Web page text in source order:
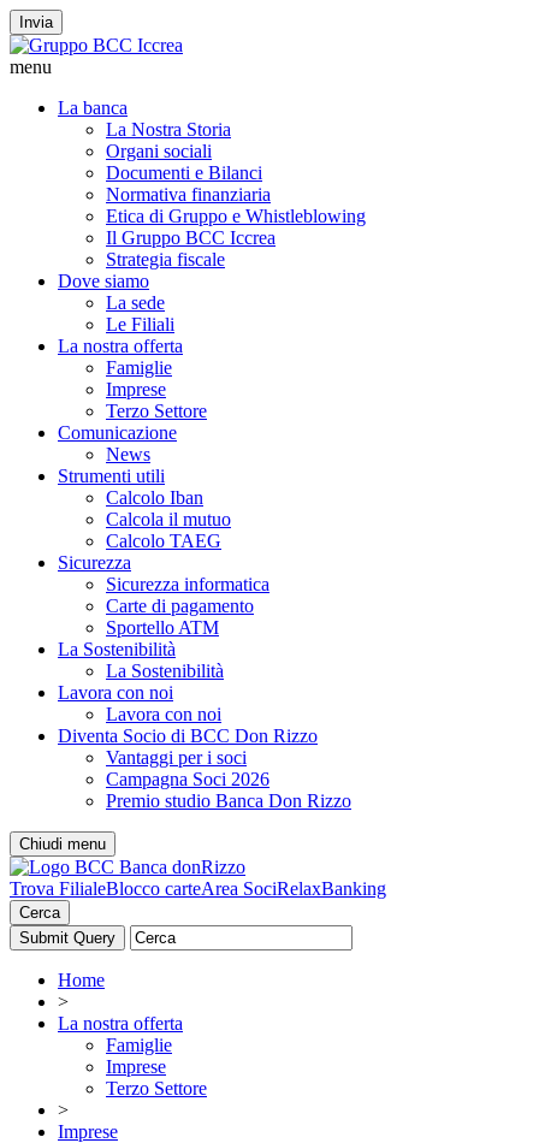
Invia
menu
La banca
La Nostra Storia
Organi sociali
Documenti e Bilanci
Normativa finanziaria
Etica di Gruppo e Whistleblowing
Il Gruppo BCC Iccrea
Strategia fiscale
Dove siamo
La sede
Le Filiali
La nostra offerta
Famiglie
Imprese
Terzo Settore
Comunicazione
News
Strumenti utili
Calcolo Iban
Calcola il mutuo
Calcolo TAEG
Sicurezza
Sicurezza informatica
Carte di pagamento
Sportello ATM
La Sostenibilità
La Sostenibilità
Lavora con noi
Lavora con noi
Diventa Socio di BCC Don Rizzo
Vantaggi per i soci
Campagna Soci 2026
Premio studio Banca Don Rizzo
Chiudi menu
Trova FilialeBlocco carteArea SociRelaxBanking
Cerca
Home
>
La nostra offerta
Famiglie
Imprese
Terzo Settore
>
Imprese